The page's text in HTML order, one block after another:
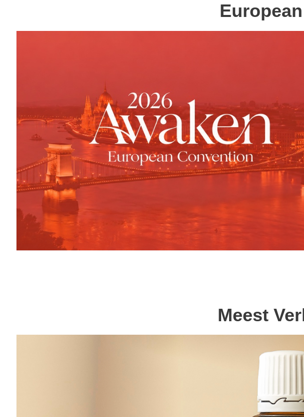
Meest